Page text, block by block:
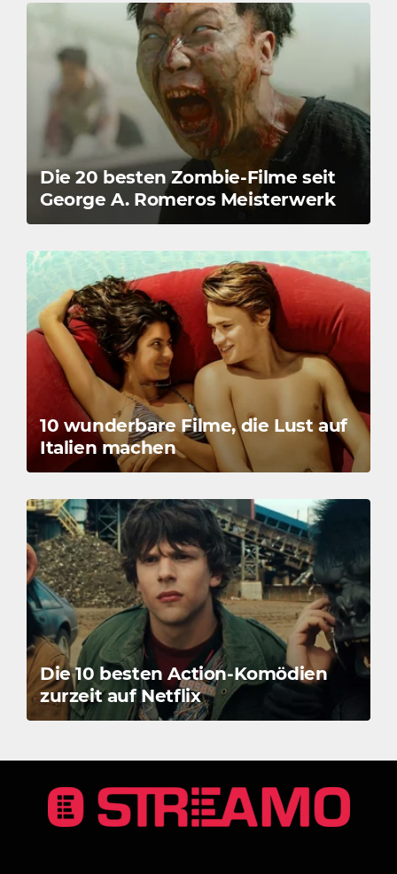
Die 20 besten Zombie-Filme seit
George A. Romeros Meisterwerk
10 wunderbare Filme, die Lust auf
Italien machen
Die 10 besten Action-Komödien
zurzeit auf Netflix